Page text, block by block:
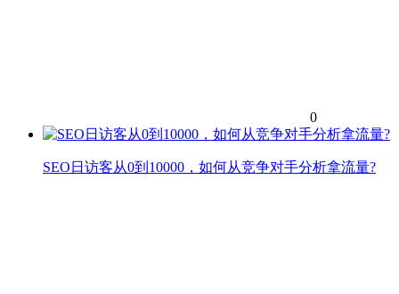
0
SEO日访客从0到10000，如何从竞争对手分析拿流量?